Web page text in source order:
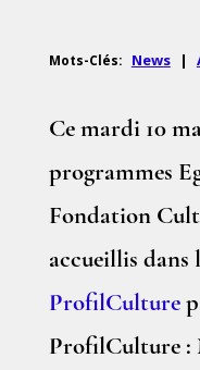
Mots-Clés: News |
Ce mardi 10
programmes
Fondation
accueillis dans
ProfilCulture
ProfilCulture :